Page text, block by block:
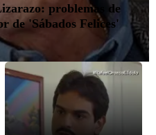
problemas de
de 'Sábados Felices'